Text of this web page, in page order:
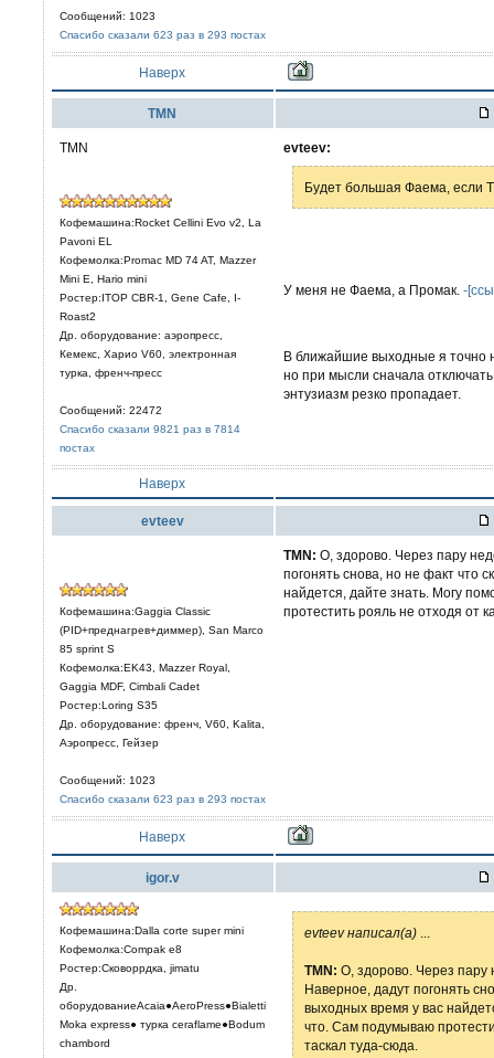
Сообщений: 1023
Спасибо сказали 623 раз в 293 постах
Наверх
TMN
TMN
Кофемашина:Rocket Cellini Evo v2, La
Pavoni EL
Кофемолка:Promac MD 74 AT, Mazzer
Mini E, Hario mini
Ростер:ITOP CBR-1, Gene Cafe, I-
Roast2
Др. оборудование: аэропресс,
Кемекс, Харио V60, электронная
турка, френч-пресс
Сообщений: 22472
Спасибо сказали 9821 раз в 7814
постах
evteev:
Будет большая Фаема, если
У меня не Фаема, а Промак. -
В ближайшие выходные я точно
но при мысли сначала
энтузиазм резко пропадает.
Наверх
evteev
Кофемашина:Gaggia Classic
(PID+преднагрев+диммер), San Marco
85 sprint S
Кофемолка:EK43, Mazzer Royal,
Gaggia MDF, Cimbali Cadet
Ростер:Loring S35
Др. оборудование: френч, V60, Kalita,
Аэропресс, Гейзер
Сообщений: 1023
Спасибо сказали 623 раз в 293 постах
TMN: О, здорово. Через пару
погонять снова, но не факт что
найдется, дайте знать. Могу
протестить рояль не отходя от
Наверх
igor.v
Кофемашина:Dalla corte super mini
Кофемолка:Compak e8
Ростер:Сковоррдка, jimatu
Др.
оборудованиеAcaia●AeroPress●Bialetti
Moka express● турка сeraflame●Bodum
chambord
evteev написал(а)
TMN: О, здорово. Через пару
Наверное, дадут погонять
выходных время у вас
что. Сам подумываю
таскал туда-сюда.